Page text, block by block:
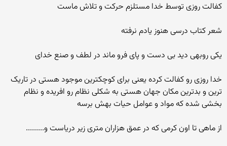
کفالت روزی توسط خدا مستلزم حرکت و تلاش ماست
شعر کتاب درسی هنوز یادم نرفته
یکی روبهی دید بی دست و پای فرو ماند در لطف و صنع خدای
خدا روزی رو کفالت کرده یعنی برای کوچکترین موجود هستی در تاریک
ترین و بدترین مکان جهان هستی به شکلی نظام رو افریده و نظام
بخشی شده که مواد و عوامل حیات بهش برسه
از ماهی تا اون کرمی که در عمق هزاران متری زیر دریاست و.........